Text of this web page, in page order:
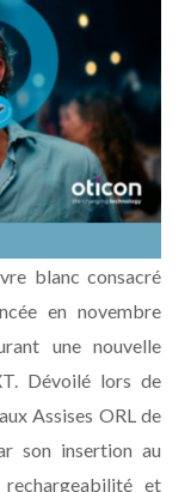
blanc consacré
en novembre
une nouvelle
Dévoilé lors de
Assises ORL de
son insertion au
et